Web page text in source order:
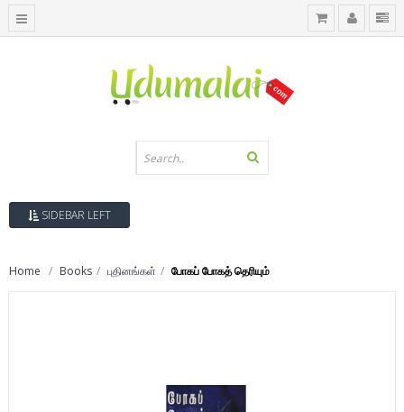
SIDEBAR LEFT
Home Books புதினங்கள் போகப் போகத் தெரியும்